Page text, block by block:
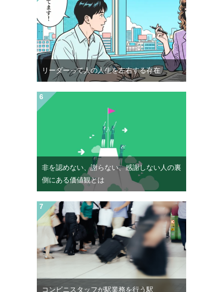
リーダーって人の人生を左右する存在
非を認めない、謝らない、感謝しない人の裏
側にある価値観とは
コンビニスタッフが駅業務を行う駅